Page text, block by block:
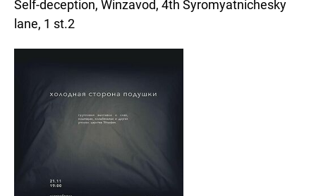
Self-deception, Winzavod, 4th Syromyatnichesky
lane, 1 st.2